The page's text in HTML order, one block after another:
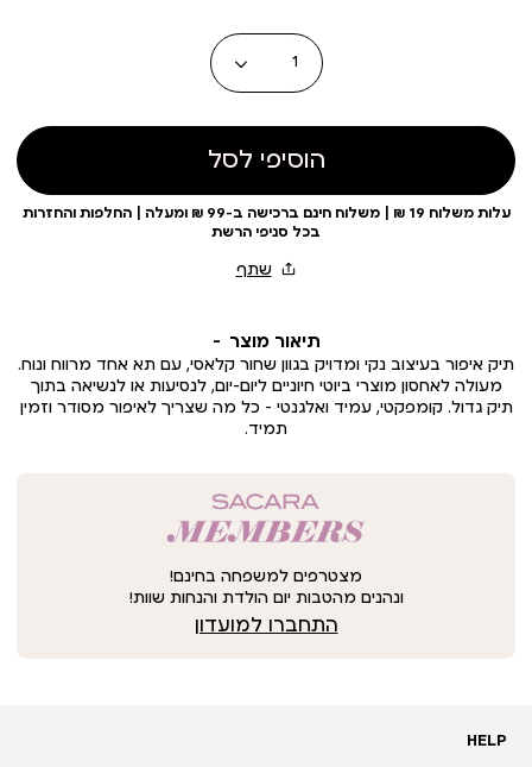
כמות
הוסיפי לסל
עלות משלוח 19 ₪ | משלוח חינם ברכישה ב-99 ₪ ומעלה | החלפות והחזרות
בכל סניפי הרשת
תיאור מוצר
תיק איפור בעיצוב נקי ומדויק בגוון שחור קלאסי, עם תא אחד מרווח ונוח.
מעולה לאחסון מוצרי ביוטי חיוניים ליום-יום, לנסיעות או לנשיאה בתוך
תיק גדול. קומפקטי, עמיד ואלגנטי – כל מה שצריך לאיפור מסודר וזמין
תמיד.
מצטרפים למשפחה בחינם!
ונהנים מהטבות יום הולדת והנחות שוות!
התחברו למועדון
HELP
HELP